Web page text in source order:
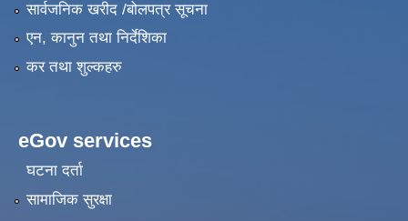
सार्वजनिक खरीद /बोलपत्र सूचना
एन, कानुन तथा निर्देशिका
कर तथा शुल्कहरु
eGov services
घटना दर्ता
सामाजिक सुरक्षा